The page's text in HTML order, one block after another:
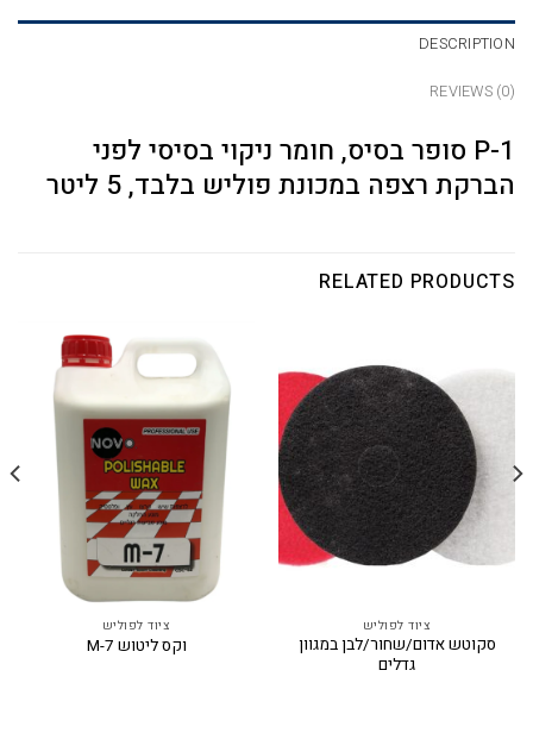
DESCRIPTION
REVIEWS (0)
P-1 סופר בסיס, חומר ניקוי בסיסי לפני
הברקת רצפה במכונת פוליש בלבד, 5 ליטר
RELATED PRODUCTS
ציוד לפוליש
סקוטש אדום/שחור/לבן במגוון
גדלים
ציוד לפוליש
וקס ליטוש M-7